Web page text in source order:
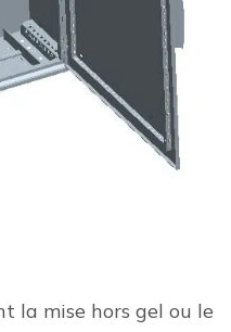
la mise hors gel ou le